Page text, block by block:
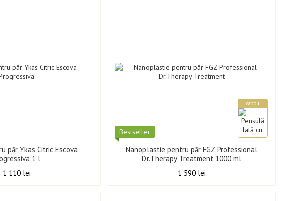
păr Ykas Citric Escova
1 l
1 110 lei
cadou
Best­seller
Nanoplastie pentru păr FGZ Professional
Dr.Therapy Treatment 1000 ml
1 590 lei